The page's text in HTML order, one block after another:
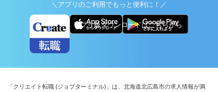
＼アプリのご利用でもっと便利に！／
アプリ版ダウンロードはこちらから
「クリエイト転職 (ジョブターミナル)」は、北海道北広島市の求人情報が満